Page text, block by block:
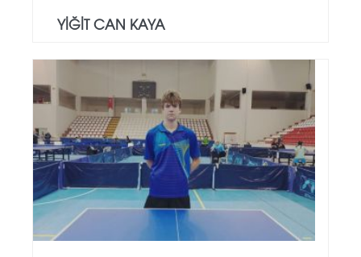
YİĞİT CAN KAYA